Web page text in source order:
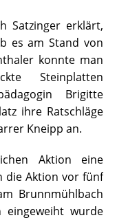
Satzinger erklärt,
es am Stand von
konnte man
Steinplatten
Brigitte
ihre Ratschläge
Kneipp an.
Aktion eine
die Aktion vor fünf
Brunnmühlbach
eingeweiht wurde